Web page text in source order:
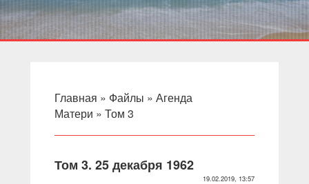
Главная » Файлы » Агенда
Матери » Том 3
Том 3. 25 декабря 1962
19.02.2019, 13:57